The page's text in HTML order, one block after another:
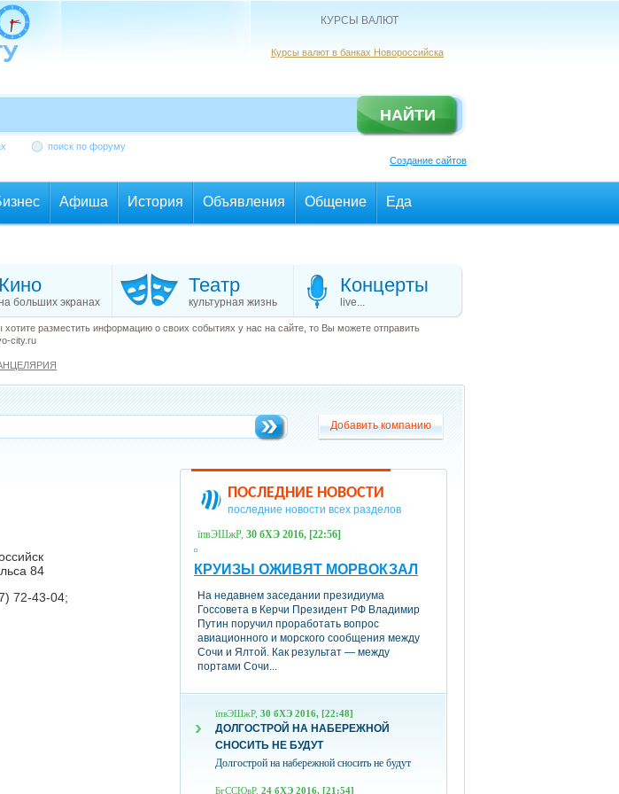
КУРСЫ ВАЛЮТ
Курсы валют в банках Новороссийска
поиск по форуму
Создание сайтов
Афиша История Объявления Общение Еда
Кино
больших экранах
Театр
культурная жизнь
Концерты
live...
разместить информацию о своих событиях у нас на сайте, то Вы можете отправить
city.ru
Добавить компанию
Добавить компанию
84
72-43-04;
ПОСЛЕДНИЕ НОВОСТИ
последние новости всех разделов
їпвЭШжР, 30 бХЭ 2016, [22:56]
КРУИЗЫ ОЖИВЯТ МОРВОКЗАЛ
На недавнем заседании президиума
Госсовета в Керчи Президент РФ Владимир
Путин поручил проработать вопрос
авиационного и морского сообщения между
Сочи и Ялтой. Как результат — между
портами Сочи...
їпвЭШжР, 30 бХЭ 2016, [22:48]
ДОЛГОСТРОЙ НА НАБЕРЕЖНОЙ
СНОСИТЬ НЕ БУДУТ
Долгострой на набережной сносить не будут
БгССЮвР, 24 бХЭ 2016, [21:54]